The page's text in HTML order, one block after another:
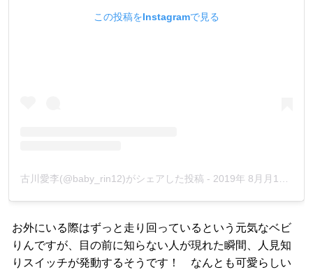
この投稿をInstagramで見る
古川愛李(@baby_rin12)がシェアした投稿 - 2019年 8月月19日午後7時24分PDT
お外にいる際はずっと走り回っているという元気なベビ
りんですが、目の前に知らない人が現れた瞬間、人見知
りスイッチが発動するそうです！ なんとも可愛らしい